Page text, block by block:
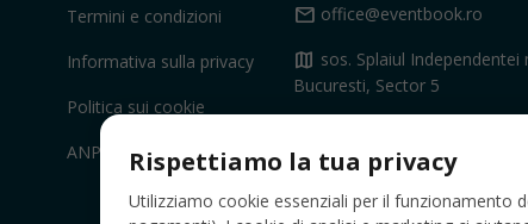
Termini e condizioni
Informativa sulla privacy
Politica sui cookie
ANPC
mail office@eventbook.ro
map sos. Splaiul Independentei
Bucuresti, Sector 5
Rispettiamo la tua privacy
Utilizziamo cookie essenziali per il funzionamento